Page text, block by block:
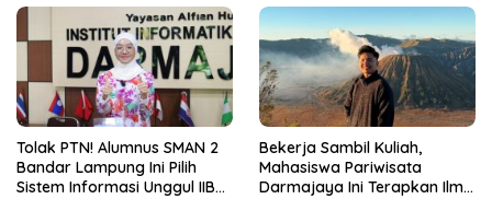
Tolak PTN! Alumnus SMAN 2
Bandar Lampung Ini Pilih
Sistem Informasi Unggul IIB
Bekerja Sambil Kuliah,
Mahasiswa Pariwisata
Darmajaya Ini Terapkan Ilmu